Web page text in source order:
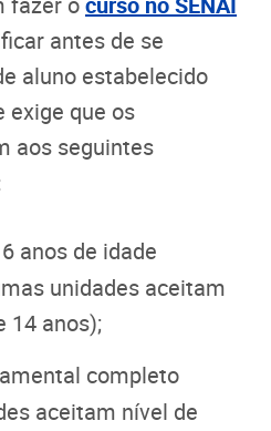
antes de se
aluno estabelecido
exige que os
aos seguintes
anos de idade
unidades aceitam
14 anos);
completo
aceitam nível de